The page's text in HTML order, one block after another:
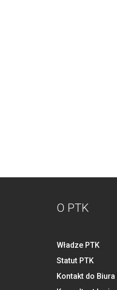
O PTK
Władze PTK
Statut PTK
Kontakt do Biura